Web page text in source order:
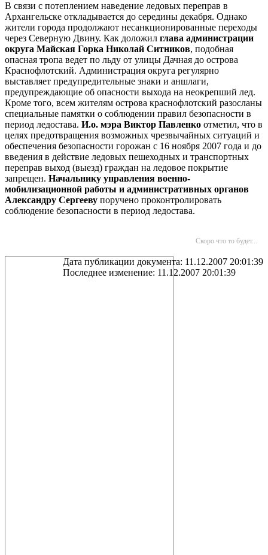
В связи с потеплением наведение ледовых переправ в
Архангельске откладывается до середины декабря. Однако
жители города продолжают несанкционированные переходы
через Северную Двину. Как доложил глава администрации
округа Майская Горка Николай Ситников, подобная
опасная тропа ведет по льду от улицы Дачная до острова
Краснофлотский. Администрация округа регулярно
выставляет предупредительные знаки и аншлаги,
предупреждающие об опасности выхода на неокрепший лед.
Кроме того, всем жителям острова краснофлотский разосланы
специальные памятки о соблюдении правил безопасности в
период ледостава. И.о. мэра Виктор Павленко отметил, что в
целях предотвращения возможных чрезвычайных ситуаций и
обеспечения безопасности горожан с 16 ноября 2007 года и до
введения в действие ледовых пешеходных и транспортных
переправ выход (выезд) граждан на ледовое покрытие
запрещен. Начальнику управления военно-
мобилизационной работы и административных органов
Александру Сергееву поручено проконтролировать
соблюдение безопасности в период ледостава.
Скоро что то будет...
Дата публикации документа: 11.12.2007 20:01:39
Последнее изменение: 11.12.2007 20:01:39